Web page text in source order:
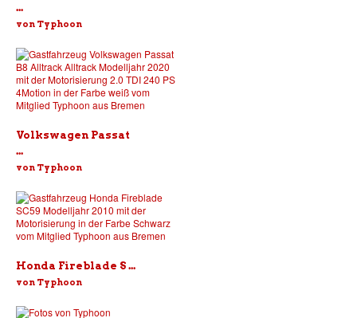
...
von Typhoon
Volkswagen Passat
...
von Typhoon
Honda Fireblade S ...
von Typhoon